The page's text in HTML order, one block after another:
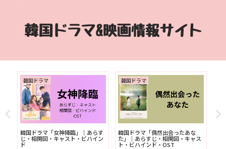
キャス
韓国映画
韓国映画「ニューノーマル」｜あ
らすじ・キャスト
韓国ドラマ
韓国ドラマ「リンク：ふたりのシ
ンパシー」｜あらすじ・相関図・
キャスト・ビハインド・OST